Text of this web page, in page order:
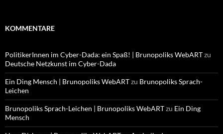
KOMMENTARE
PolitikerInnen im Cyber-Dada: ein Spaß! | Brunopoliks WebARTzu
Deutsche Netzkunst im Cyber-Dada
Ein Ding Mensch | Brunopoliks WebARTzu Brunopoliks Sprach-
Leichen
Brunopoliks Sprach-Leichen | Brunopoliks WebARTzu Ein Ding
Mensch